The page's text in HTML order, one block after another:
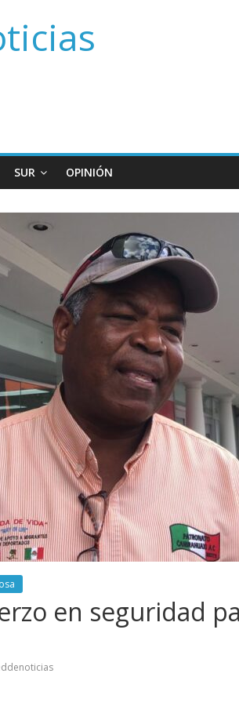
SUR OPINIÓN
en seguridad